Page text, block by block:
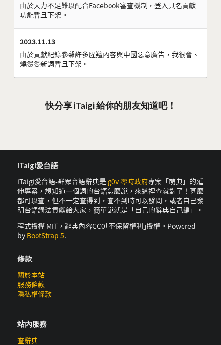
由於人力不足難以配合Facebook審查機制，登入具名貢獻
功能暫且下架。
2023.11.13
由於貢獻紀錄參雜許多腥羶內容與中國惡意廣告，我很會、
燒燙燙新詞暫且下架。
快分享 iTaigi 給你的朋友知道吧！
iTaigi愛台語
iTaigi愛台語-群眾台語辭典是 g0v 零時政府專案「萌典」的延
伸專案，想知道一個詞的台語怎麼說，來這裡查就對了！甚麼
都可以查，但不一定查得到，查不到時可以發問，或者自己發
明台語講法貢獻給大家，簡單說就是「自己的辭典自己編」。
程式授權 MIT，辭典內容CC0｢不保留權利｣授權。Powered
by BootStrap 5.
條款
關於本站
服務條款
隱私權條款
站內服務
查辭典